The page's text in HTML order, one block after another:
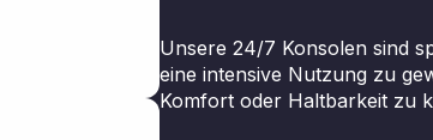
Unsere 24/7 Konsolen sind
eine intensive Nutzung zu
Komfort oder Haltbarkeit zu